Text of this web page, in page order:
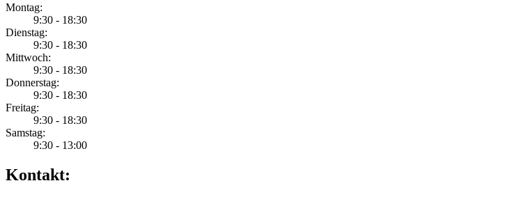
Montag:
9:30 - 18:30
Dienstag:
9:30 - 18:30
Mittwoch:
9:30 - 18:30
Donnerstag:
9:30 - 18:30
Freitag:
9:30 - 18:30
Samstag:
9:30 - 13:00
Kontakt: